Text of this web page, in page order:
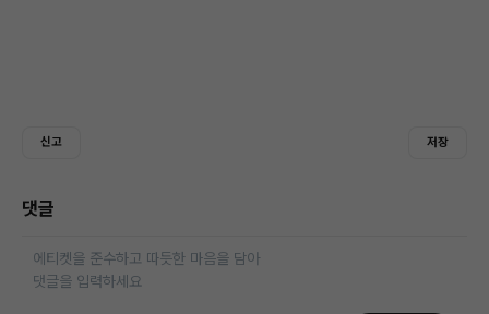
신고 저장
댓글